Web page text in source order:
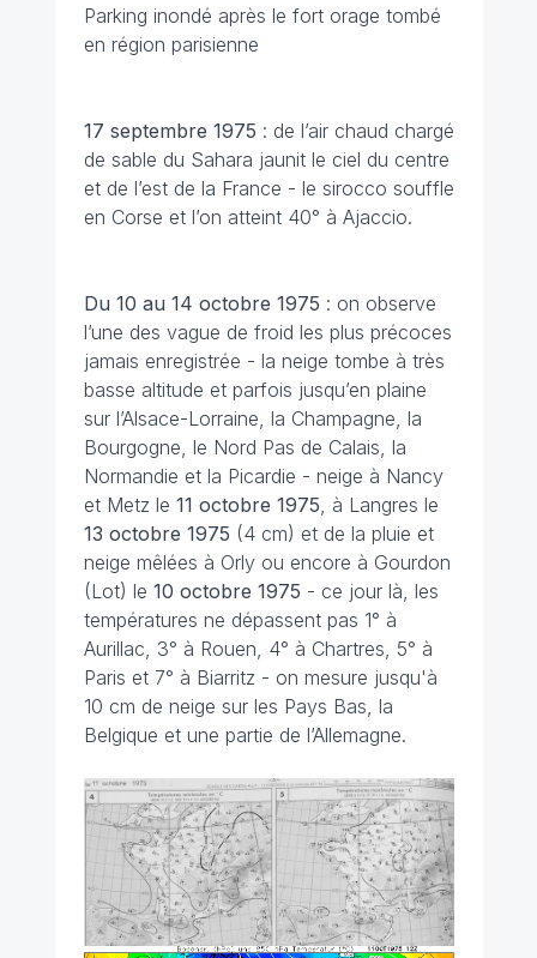
Parking inondé après le fort orage tombé
en région parisienne
17 septembre 1975 : de l’air chaud chargé
de sable du Sahara jaunit le ciel du centre
et de l’est de la France - le sirocco souffle
en Corse et l’on atteint 40° à Ajaccio.
Du 10 au 14 octobre 1975 : on observe
l’une des vague de froid les plus précoces
jamais enregistrée - la neige tombe à très
basse altitude et parfois jusqu’en plaine
sur l’Alsace-Lorraine, la Champagne, la
Bourgogne, le Nord Pas de Calais, la
Normandie et la Picardie - neige à Nancy
et Metz le 11 octobre 1975, à Langres le
13 octobre 1975 (4 cm) et de la pluie et
neige mêlées à Orly ou encore à Gourdon
(Lot) le 10 octobre 1975 - ce jour là, les
températures ne dépassent pas 1° à
Aurillac, 3° à Rouen, 4° à Chartres, 5° à
Paris et 7° à Biarritz - on mesure jusqu'à
10 cm de neige sur les Pays Bas, la
Belgique et une partie de l’Allemagne.